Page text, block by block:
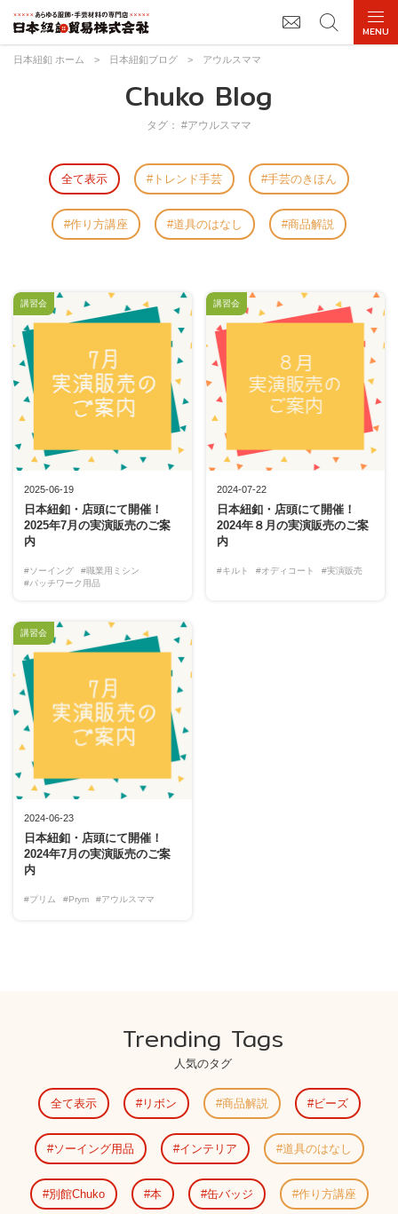
日本紐釦 ホーム > 日本紐釦ブログ > アウルスママ
Chuko Blog
タグ： #アウルスママ
全て表示 トレンド手芸 手芸のきほん
作り方講座 道具のはなし 商品解説
2025-06-19
日本紐釦・店頭にて開催！
2025年7月の実演販売のご案
内
#ソーイング
#職業用ミシン
#パッチワーク用品
講習会
2024-07-22
日本紐釦・店頭にて開催！
2024年８月の実演販売のご案
内
#キルト #オディコート #実演販売
講習会
2024-06-23
日本紐釦・店頭にて開催！
2024年7月の実演販売のご案
内
#プリム #Prym #アウルスママ
講習会
Trending Tags
人気のタグ
全て表示 リボン 商品解説 ビーズ
ソーイング用品 インテリア 道具のはなし
別館Chuko 本 缶バッジ 作り方講座